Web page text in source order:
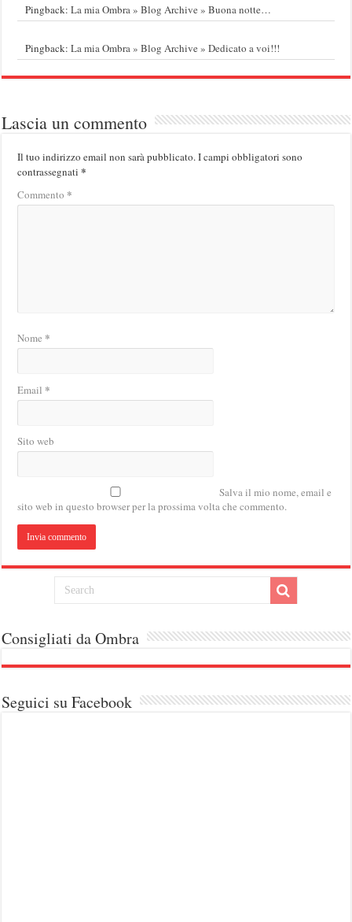
Pingback:La mia Ombra » Blog Archive » Buona notte…
Pingback:La mia Ombra » Blog Archive » Dedicato a voi!!!
Lascia un commento
Il tuo indirizzo email non sarà pubblicato.I campi obbligatori sono
contrassegnati*
Commento *
Nome *
Email *
Sito web
Salva il mio nome, email e
sito web in questo browser per la prossima volta che commento.
Consigliati da Ombra
Seguici su Facebook